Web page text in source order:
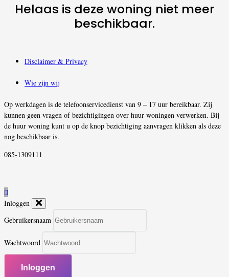
Helaas is deze woning niet meer
beschikbaar.
Disclaimer & Privacy
Wie zijn wij
Op werkdagen is de telefoonservicedienst van 9 – 17 uur bereikbaar. Zij
kunnen geen vragen of bezichtigingen over huur woningen verwerken. Bij
de huur woning kunt u op de knop bezichtiging aanvragen klikken als deze
nog beschikbaar is.
085-1309111
Inloggen
Gebruikersnaam
Wachtwoord